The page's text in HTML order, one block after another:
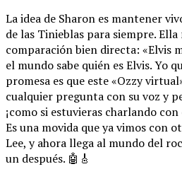
La idea de Sharon es mantener
de las Tinieblas para siempre.
comparación bien directa: «Elvis
el mundo sabe quién es Elvis. Yo
promesa es que este «Ozzy
cualquier pregunta con su voz y
¡como si estuvieras charlando
Es una movida que ya vimos con
Lee, y ahora llega al mundo del
un después. 🤖🎸